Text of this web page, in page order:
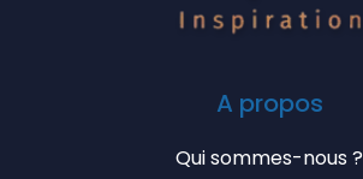
A propos
Qui sommes-nous ?